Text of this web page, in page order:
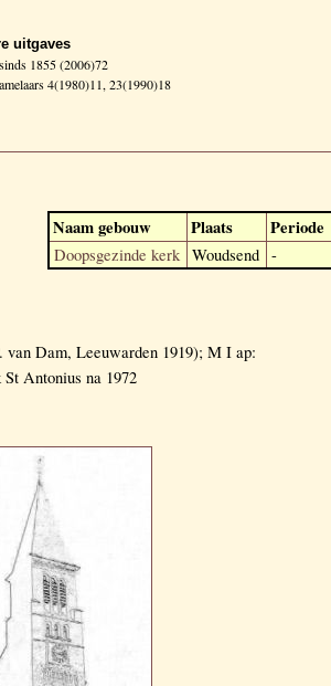
uitgaves
1855 (2006)72
4(1980)11, 23(1990)18
Naam gebouw Plaats Periode
Doopsgezinde kerk Woudsend -
van Dam, Leeuwarden 1919); M I ap:
Antonius na 1972